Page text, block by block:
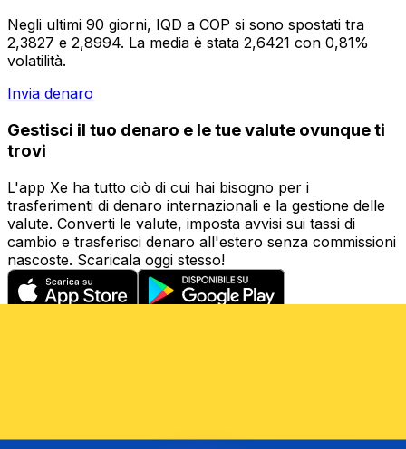
Negli ultimi 90 giorni, IQD a COP si sono spostati tra
2,3827 e 2,8994. La media è stata 2,6421 con 0,81%
volatilità.
Invia denaro
Gestisci il tuo denaro e le tue valute ovunque ti
trovi
L'app Xe ha tutto ciò di cui hai bisogno per i
trasferimenti di denaro internazionali e la gestione delle
valute. Converti le valute, imposta avvisi sui tassi di
cambio e trasferisci denaro all'estero senza commissioni
nascoste. Scaricala oggi stesso!